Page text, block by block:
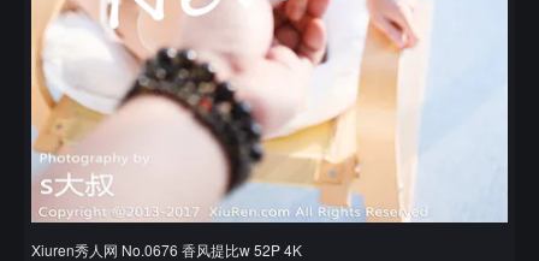
Xiuren秀人网 No.0676 香风提比w 52P 4K